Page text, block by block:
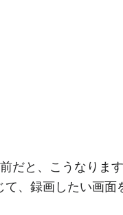
だと、こうなりま
て、録画したい画面